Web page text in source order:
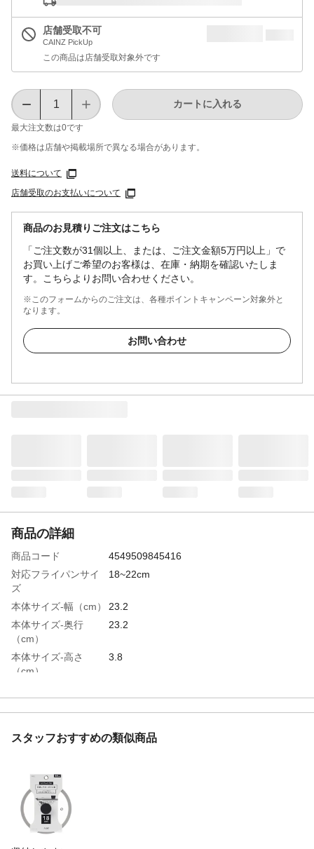
店舗受取不可
CAINZ PickUp
この商品は店舗受取対象外です
最大注文数は0です
カートに入れる
※価格は​店舗や​掲載場所で​異なる​場合が​あります。
送料について
店舗受取のお支払いについて
商品のお見積りご注文はこちら
「ご注文数が31個以上、または、ご注文金額5万円以上」で
お買い上げご希望のお客様は、在庫・納期を確認いたしま
す。こちらよりお問い合わせください。
※このフォームからのご注文は、各種ポイントキャンペーン対象外と
なります。
お問い合わせ
商品の詳細
商品コード
4549509845416
対応フライパンサイ
ズ
18~22cm
本体サイズ-幅（cm）
23.2
本体サイズ-奥行
（cm）
23.2
本体サイズ-高さ
（cm）
3.8
入数
1
耐熱温度（℃）
生産国
スタッフおすすめの類似商品